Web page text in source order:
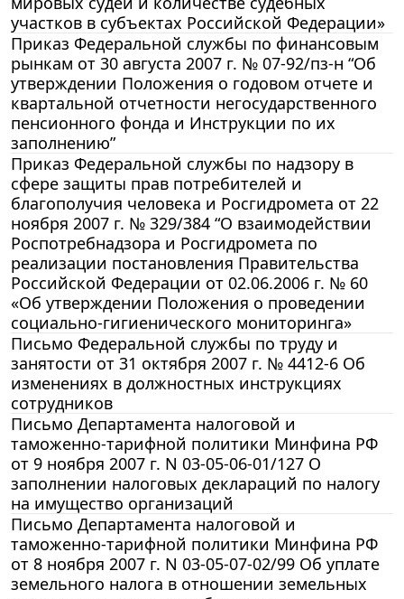
участков в субъектах Российской Федерации»
Приказ Федеральной службы по финансовым
рынкам от 30 августа 2007 г. № 07-92/пз-н “Об
утверждении Положения о годовом отчете и
квартальной отчетности негосударственного
пенсионного фонда и Инструкции по их
заполнению”
Приказ Федеральной службы по надзору в
сфере защиты прав потребителей и
благополучия человека и Росгидромета от 22
ноября 2007 г. № 329/384 “О взаимодействии
Роспотребнадзора и Росгидромета по
реализации постановления Правительства
Российской Федерации от 02.06.2006 г. № 60
«Об утверждении Положения о проведении
социально-гигиенического мониторинга»
Письмо Федеральной службы по труду и
занятости от 31 октября 2007 г. № 4412-6 Об
изменениях в должностных инструкциях
сотрудников
Письмо Департамента налоговой и
таможенно-тарифной политики Минфина РФ
от 9 ноября 2007 г. N 03-05-06-01/127 О
заполнении налоговых деклараций по налогу
на имущество организаций
Письмо Департамента налоговой и
таможенно-тарифной политики Минфина РФ
от 8 ноября 2007 г. N 03-05-07-02/99 Об уплате
земельного налога в отношении земельных